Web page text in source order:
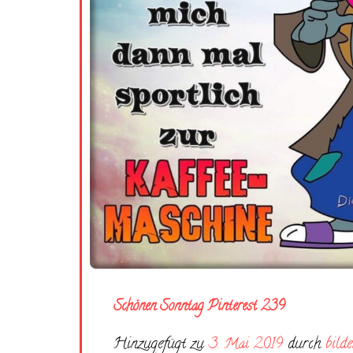
Schönen Sonntag Pinterest 239
Hinzugefügt zu3. Mai 2019 durch